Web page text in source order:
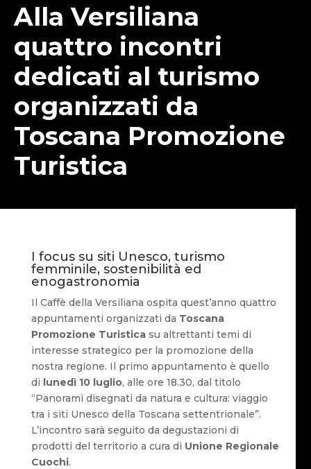
Alla Versiliana
quattro incontri
dedicati al turismo
organizzati da
Toscana Promozione
Turistica
I focus su siti Unesco, turismo
femminile, sostenibilità ed
enogastronomia
Il Caffè della Versiliana ospita quest’anno quattro
appuntamenti organizzati da Toscana
Promozione Turisticasu altrettanti temi di
interesse strategico per la promozione della
nostra regione. Il primo appuntamento è quello
di lunedì 10 luglio, alle ore 18.30, dal titolo
“Panorami disegnati da natura e cultura: viaggio
tra i siti Unesco della Toscana settentrionale”.
L’incontro sarà seguito da degustazioni di
prodotti del territorio a cura di Unione Regionale
Cuochi.